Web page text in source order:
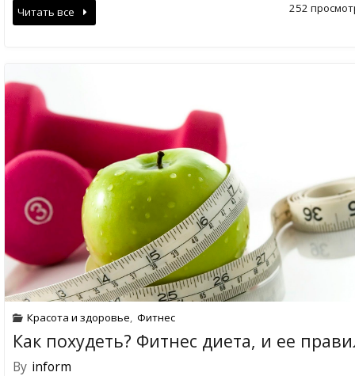
252
Читать все
Красота и здоровье Фитнес
Как похудеть? Фитнес диета, и ее
By inform